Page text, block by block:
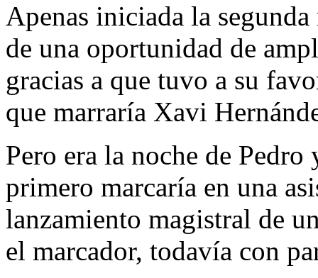
Apenas iniciada la
de una oportunidad de
gracias a que tuvo a su
que marraría Xavi
Pero era la noche de
primero marcaría en una
lanzamiento magistral de
el marcador, todavía con